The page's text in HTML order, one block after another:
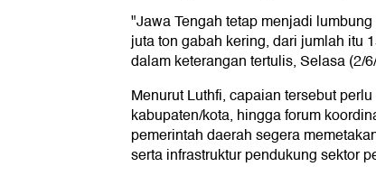
"Jawa Tengah tetap menjadi
juta ton gabah kering, dari jumlah itu
dalam keterangan tertulis, Selasa (2/
Menurut Luthfi, capaian tersebut
kabupaten/kota, hingga forum
pemerintah daerah segera
serta infrastruktur pendukung sektor